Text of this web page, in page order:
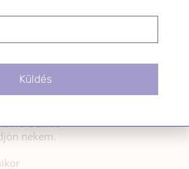
hogy az
HerbClinic
küldjön nekem.
Küldés